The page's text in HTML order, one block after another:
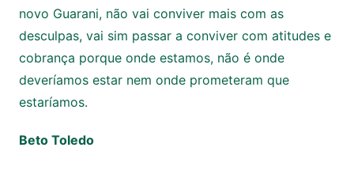
novo Guarani, não vai conviver mais com as
desculpas, vai sim passar a conviver com atitudes e
cobrança porque onde estamos, não é onde
deveríamos estar nem onde prometeram que
estaríamos.
Beto Toledo